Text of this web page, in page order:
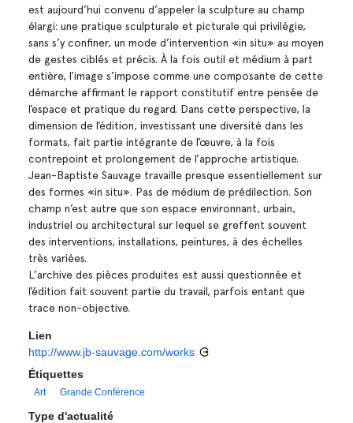
est aujourd’hui convenu d’appeler la sculpture au champ
élargi: une pratique sculpturale et picturale qui privilégie,
sans s’y confiner, un mode d’intervention «in situ» au moyen
de gestes ciblés et précis. À la fois outil et médium à part
entière, l’image s’impose comme une composante de cette
démarche affirmant le rapport constitutif entre pensée de
l’espace et pratique du regard. Dans cette perspective, la
dimension de l’édition, investissant une diversité dans les
formats, fait partie intégrante de l’œuvre, à la fois
contrepoint et prolongement de l’approche artistique.
Jean-Baptiste Sauvage travaille presque essentiellement sur
des formes «in situ». Pas de médium de prédilection. Son
champ n’est autre que son espace environnant, urbain,
industriel ou architectural sur lequel se greffent souvent
des interventions, installations, peintures, à des échelles
très variées.
L’archive des pièces produites est aussi questionnée et
l’édition fait souvent partie du travail, parfois entant que
trace non-objective.
Lien
http://www.jb-sauvage.com/works
Étiquettes
Art Grande Conférence
Type d'actualité